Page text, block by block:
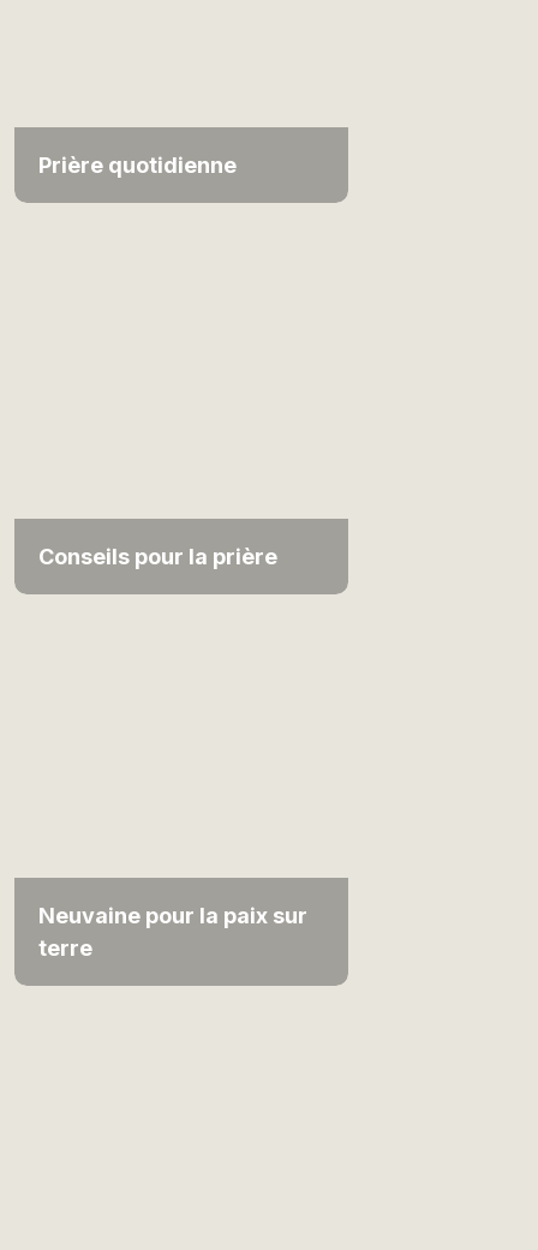
Prière quotidienne
Conseils pour la prière
Neuvaine pour la paix sur
terre